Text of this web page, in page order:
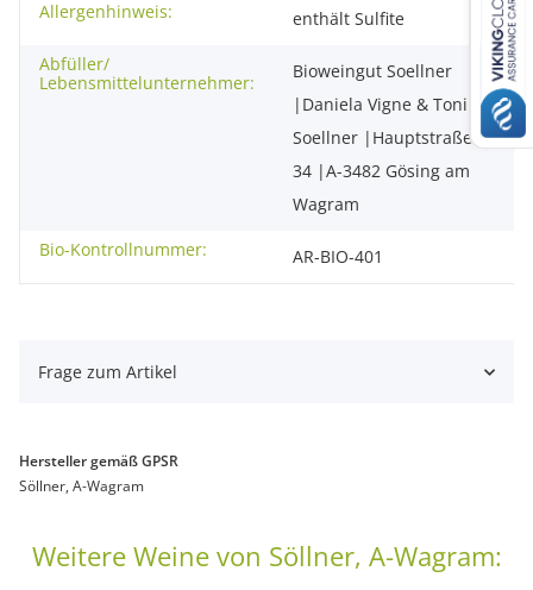
Allergenhinweis:
enthält Sulfite
Abfüller/
Lebensmittelunternehmer:
Bioweingut Soellner
|Daniela Vigne & Toni
Soellner |Hauptstraße
34 |A-3482 Gösing am
Wagram
Bio-Kontrollnummer:
AR-BIO-401
Frage zum Artikel
Hersteller gemäß GPSR
Söllner, A-Wagram
Weitere Weine von Söllner, A-Wagram: